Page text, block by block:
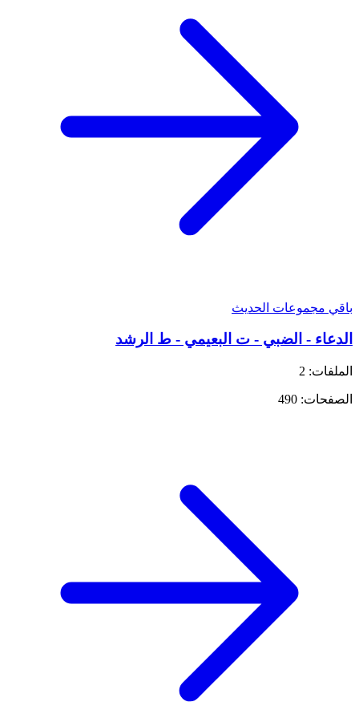
باقي مجموعات الحديث
الدعاء - الضبي - ت البعيمي - ط الرشد
الملفات: 2
الصفحات: 490